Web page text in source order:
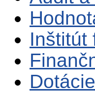
Inštitút
Dotácie